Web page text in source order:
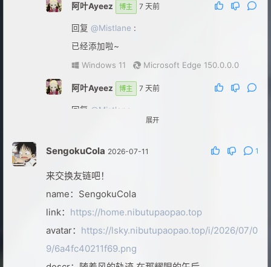
@阿叶Ayeez
阿叶Ayeez 博主
Windows 11
阿叶Ayeez 博主 7 天前
回复 @Mistlane :
已经添加啦~
Windows 11
Microsoft Edge 150.0.0.0
阿叶Ayeez 博主 7 天前
回复 @Mistlane
Windows 11
Microsoft Edge 150.0.0.0
展开
SengokuCola 2026-07-11 1
来交换友链吧！
name：SengokuCola
link： https://home.nibutupaopao.top
avatar： https://lsky.nibutupaopao.top/i/2026/07/0
9/6a4fc40211f69.png